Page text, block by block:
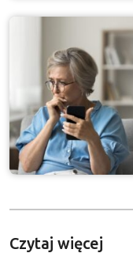
Czytaj więcej